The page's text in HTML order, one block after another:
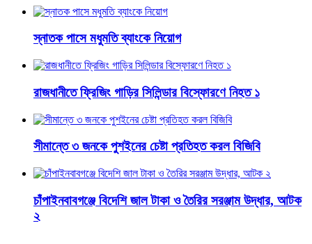
স্নাতক পাসে মধুমতি ব্যাংকে নিয়োগ
রাজধানীতে ফ্রিজিং গাড়ির সিলিন্ডার বিস্ফোরণে নিহত ১
সীমান্তে ৩ জনকে পুশইনের চেষ্টা প্রতিহত করল বিজিবি
চাঁপাইনবাবগঞ্জে বিদেশি জাল টাকা ও তৈরির সরঞ্জাম উদ্ধার, আটক
২